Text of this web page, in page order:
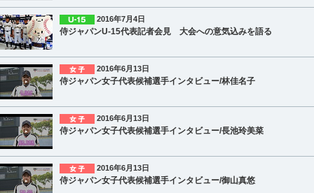
2016年7月4日
侍ジャパンU-15代表記者会見 大会への意気込みを語る
2016年6月13日
侍ジャパン女子代表候補選手インタビュー/林佳名子
2016年6月13日
侍ジャパン女子代表候補選手インタビュー/長池玲美菜
2016年6月13日
侍ジャパン女子代表候補選手インタビュー/御山真悠